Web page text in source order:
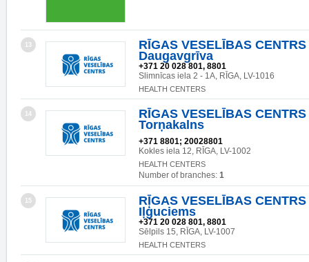
13
RĪGAS VESELĪBAS
Daugavgrīva
+371 20 028 801, 8801
Slimnīcas iela 2 - 1A, RĪGA, LV-1016
HEALTH CENTERS
14
RĪGAS VESELĪBAS
Torņakalns
+371 8801; 20028801
Kokles iela 12, RĪGA, LV-1002
HEALTH CENTERS
Number of branches: 1
15
RĪGAS VESELĪBAS
Iļģuciems
+371 20 028 801, 8801
Sēlpils 15, RĪGA, LV-1007
HEALTH CENTERS